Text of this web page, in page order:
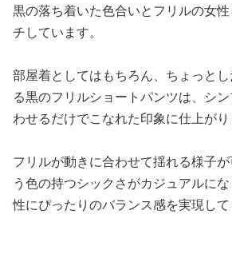
黒の落ち着いた色合いとフリルの女
チしています。
部屋着としてはもちろん、ちょっと
る黒のフリルショートパンツは、シ
わせるだけでこなれた印象に仕上がり
フリルが動きに合わせて揺れる様子
う色の持つシックさがカジュアルに
性にぴったりのバランス感を実現して